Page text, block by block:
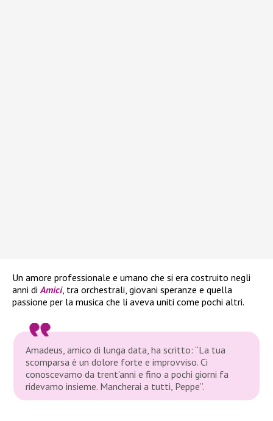
Un amore professionale e umano che si era costruito negli
anni diAmici, tra orchestrali, giovani speranze e quella
passione per la musica che li aveva uniti come pochi altri.
Amadeus, amico di lunga data, ha scritto: “La tua
scomparsa è un dolore forte e improvviso. Ci
conoscevamo da trent’anni e fino a pochi giorni fa
ridevamo insieme. Mancherai a tutti, Peppe”.